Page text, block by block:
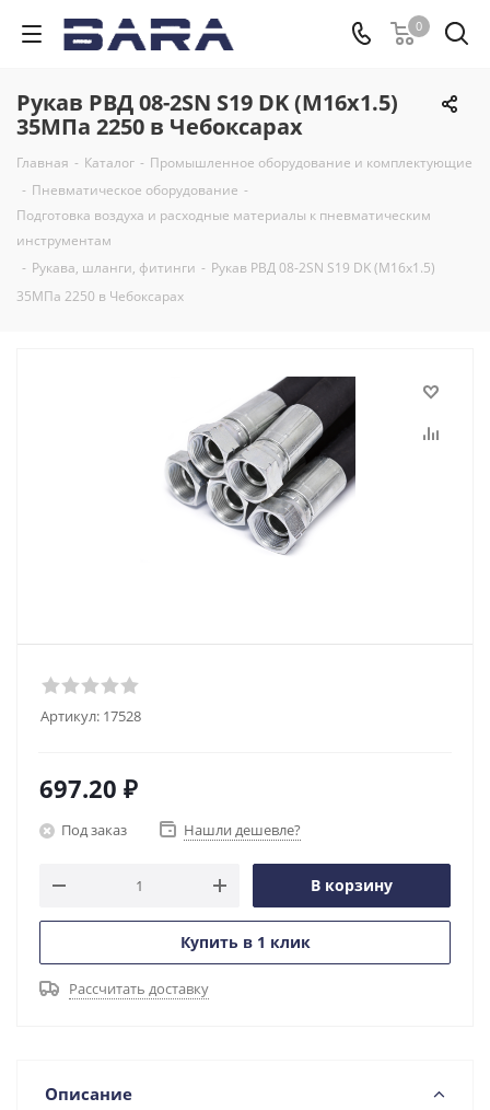
0
Рукав РВД 08-2SN S19 DK (М16х1.5)
35МПа 2250 в Чебоксарах
Главная - Каталог - Промышленное оборудование и комплектующие
- Пневматическое оборудование -
Подготовка воздуха и расходные материалы к пневматическим
инструментам
- Рукава, шланги, фитинги - Рукав РВД 08-2SN S19 DK (М16х1.5)
35МПа 2250 в Чебоксарах
Артикул: 17528
697.20 ₽
Под заказ Нашли дешевле?
В корзину
Купить в 1 клик
Рассчитать доставку
Описание